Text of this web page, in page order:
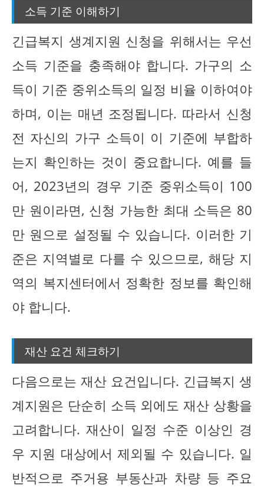
소득 기준 이해하기
긴급복지 생계지원 신청을 위해서는 우선
소득 기준을 충족해야 합니다. 가구의 소
득이 기준 중위소득의 일정 비율 이하여야
하며, 이는 매년 조정됩니다. 따라서 신청
전 자신의 가구 소득이 이 기준에 부합하
는지 확인하는 것이 중요합니다. 예를 들
어, 2023년의 경우 기준 중위소득이 100
만 원이라면, 신청 가능한 최대 소득은 80
만 원으로 설정될 수 있습니다. 이러한 기
준은 지역별로 다를 수 있으므로, 해당 지
역의 복지센터에서 정확한 정보를 확인해
야 합니다.
재산 요건 체크하기
다음으로는 재산 요건입니다. 긴급복지 생
계지원은 단순히 소득 외에도 재산 상황을
고려합니다. 재산이 일정 수준 이상인 경
우 지원 대상에서 제외될 수 있습니다. 일
반적으로 주거용 부동산과 차량 등 주요